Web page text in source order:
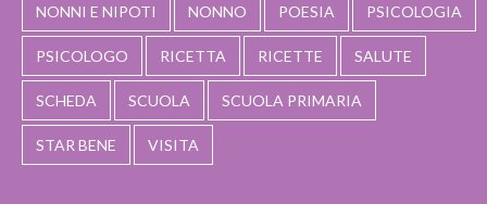
NONNI E NIPOTI NONNO POESIA PSICOLOGIA
PSICOLOGO RICETTA RICETTE SALUTE
SCHEDA SCUOLA SCUOLA PRIMARIA
STAR BENE VISITA